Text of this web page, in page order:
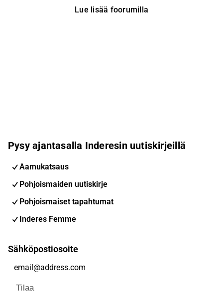
Lue lisää foorumilla
Pysy ajantasalla Inderesin uutiskirjeillä
Aamukatsaus
Pohjoismaiden uutiskirje
Pohjoismaiset tapahtumat
Inderes Femme
Sähköpostiosoite
Tilaa